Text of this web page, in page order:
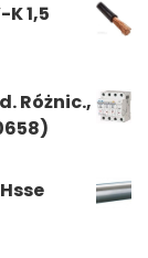
1,5
Różnic.,